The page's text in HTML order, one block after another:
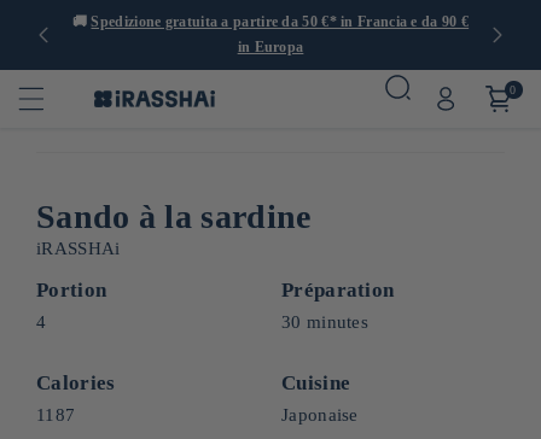
🚚Spedizione gratuita a partire da 50 €* in Francia e da 90 €
in Europa
0
Sando à la sardine
iRASSHAi
Portion
4
Préparation
30 minutes
Calories
1187
Cuisine
Japonaise